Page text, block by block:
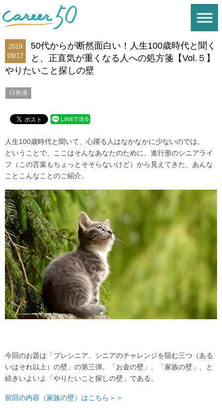
2019
09/17
50代からが断然面白い！人生100歳時代と聞く
と、正直気が重くなる人への処方箋【Vol.５】
やりたいこと探しの壁
臼井清
人生100歳時代と聞いて、心躍る人はなかなかに少ないのでは。
ということで、ここはそんなあなたのために、進行形のシニアライ
フ（この言葉もちょっとそそらないけど）から見えてきた、あんな
ことこんなことのご紹介。
今回のお題は「プレシニア、シニアのチャレンジを阻む三つ（ある
いはそれ以上）の壁」の第三弾。「お金の壁」、「家族の壁」、と
続きいよいよ「やりたいこと探しの壁」である。
前回の内容（家族の壁）はこちら＞＞